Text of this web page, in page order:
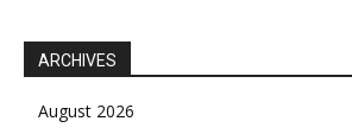
ARCHIVES
August 2026